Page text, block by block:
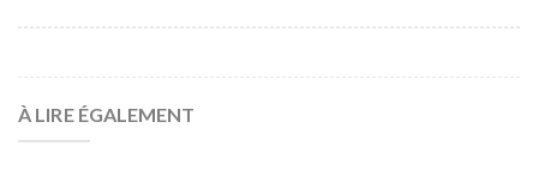
À LIRE ÉGALEMENT